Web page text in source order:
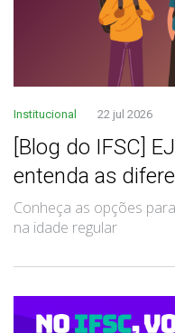
Institucional 22 jul 2026
[Blog do IFSC]
entenda as
Conheça as opções
na idade regular